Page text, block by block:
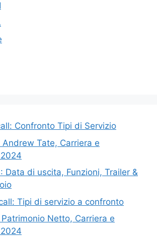
Confronto Tipi di Servizio
Tate, Carriera e
Data di uscita, Funzioni, Trailer &
Tipi di servizio a confronto
Netto, Carriera e